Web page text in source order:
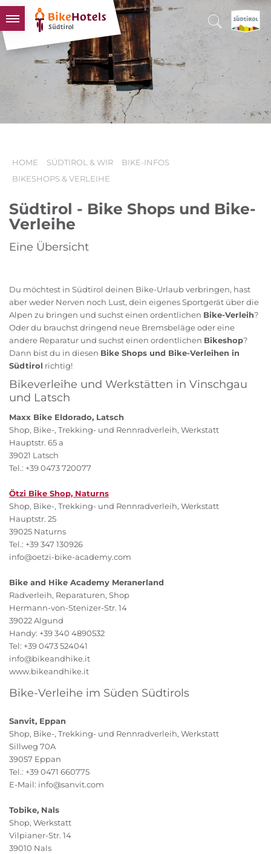
BIKEHOTELS
HOTELS & PAKETE
TOUREN & REVIERE
SÜDTIROL & WIR
HOME SÜDTIROL & WIR
BIKE-INFOS
BIKESHOPS & VERLEIHE
Südtirol - Bike Shops und Bike-
Verleihe
Eine Übersicht
Du möchtest in Südtirol deinen Bike-Urlaub verbringen, hast
aber weder Nerven noch Lust, dein eigenes Sportgerät über die
Alpen zu bringen und suchst einen ordentlichen Bike-Verleih?
Oder du brauchst dringend neue Bremsbeläge oder eine
andere Reparatur und suchst einen ordentlichen Bikeshop?
Dann bist du in diesen Bike Shops und Bike-Verleihen in
Südtirol richtig!
Bikeverleihe und Werkstätten in Vinschgau
und Latsch
Maxx Bike Eldorado, Latsch
Shop, Bike-, Trekking- und Rennradverleih, Werkstatt
Hauptstr. 65 a
39021 Latsch
Tel.: +39 0473 720077
Ötzi Bike Shop, Naturns
Shop, Bike-, Trekking- und Rennradverleih, Werkstatt
Hauptstr. 25
39025 Naturns
Tel.: +39 347 130926
info@oetzi-bike-academy.com
Bike and Hike Academy Meranerland
Radverleih, Reparaturen, Shop
Hermann-von-Stenizer-Str. 14
39022 Algund
Handy: +39 340 4890532
Tel: +39 0473 524041
info@bikeandhike.it
www.bikeandhike.it
Bike-Verleihe im Süden Südtirols
Sanvit, Eppan
Shop, Bike-, Trekking- und Rennradverleih, Werkstatt
Sillweg 70A
39057 Eppan
Tel.: +39 0471 660775
E-Mail: info@sanvit.com
Tobike, Nals
Shop, Werkstatt
Vilpianer-Str. 14
39010 Nals